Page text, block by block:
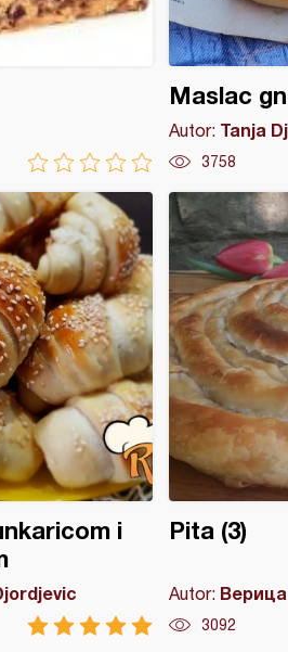
Maslac
Autor: Tanja
3758
i
Pita (3)
Autor:
3092